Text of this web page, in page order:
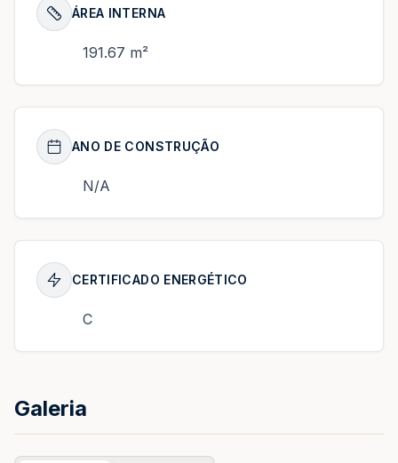
ÁREA INTERNA
191.67 m²
ANO DE CONSTRUÇÃO
N/A
CERTIFICADO ENERGÉTICO
C
Galeria